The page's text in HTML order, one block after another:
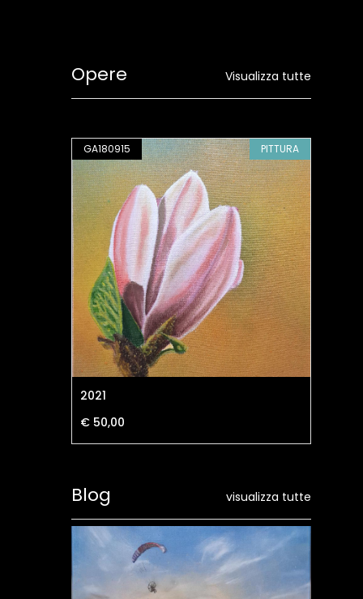
Visualizza tutte
Opere
GA180915 PITTURA
2021
€ 50,00
visualizza tutte
Blog